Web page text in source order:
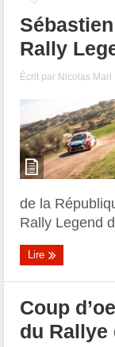
Rally
Écrit par Nicolas Mari
de la
Rally Legend
Lire
Coup
du Rallye